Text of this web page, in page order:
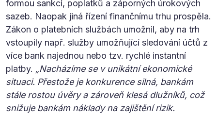
formou sankcí, poplatků a záporných úrokových
sazeb. Naopak jiná řízení finančnímu trhu prospěla.
Zákon o platebních službách umožnil, aby na trh
vstoupily např. služby umožňující sledování účtů z
více bank najednou nebo tzv. rychlé instantní
platby. „Nacházíme se v unikátní ekonomické
situaci. Přestože je konkurence silná, bankám
stále rostou úvěry a zároveň klesá dlužníků, což
snižuje bankám náklady na zajištění rizik.